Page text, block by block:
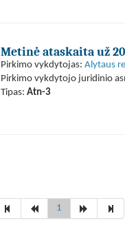
Metinė ataskaita už
Pirkimo vykdytojas: Alytaus
Pirkimo vykdytojo juridinio
Tipas: Atn-3
1